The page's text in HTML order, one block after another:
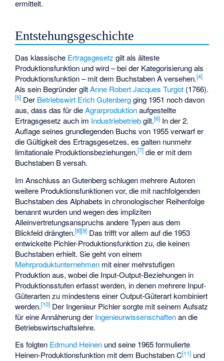
ermittelt.
Entstehungsgeschichte
Das klassische Ertragsgesetz gilt als älteste
Produktionsfunktion und wird – bei der Kategorisierung als
Produktionsfunktion – mit dem Buchstaben A versehen.[4]
Als sein Begründer giltAnne Robert Jacques Turgot (1766).
[5] Der Betriebswirt Erich Gutenbergging 1951 noch davon
aus, dass das für dieAgrarproduktionaufgestellte
Ertragsgesetz auch im Industriebetriebgilt.[6] In der 2.
Auflage seines grundlegenden Buchs von 1955 verwarf er
die Gültigkeit des Ertragsgesetzes, es galten nunmehr
limitationale Produktionsbeziehungen,[7] die er mit dem
Buchstaben B versah.
Im Anschluss an Gutenberg schlugen mehrere Autoren
weitere Produktionsfunktionen vor, die mit nachfolgenden
Buchstaben des Alphabets in chronologischer Reihenfolge
benannt wurden und wegen des impliziten
Alleinvertretungsanspruchs andere Typen aus dem
Blickfeld drängten.[8][9] Das trifft vor allem auf die 1953
entwickelte Pichler-Produktionsfunktionzu, die keinen
Buchstaben erhielt. Sie geht von einem
Mehrproduktunternehmen mit einer mehrstufigen
Produktion aus, wobei die Input-Output-Beziehungen in
Produktionsstufen erfasst werden, in denen mehrere Input-
Güterarten zu mindestens einer Output-Güterart kombiniert
werden.[10] Der Ingenieur Pichler sorgte mit seinem Aufsatz
für eine Annäherung der Ingenieurwissenschaftenan die
Betriebswirtschaftslehre.
Es folgten Edmund Heinen und seine 1965 formulierte
Heinen-Produktionsfunktion mit dem Buchstaben C[11] und